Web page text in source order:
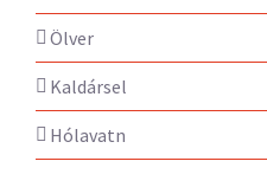
Ölver
Kaldársel
Hólavatn